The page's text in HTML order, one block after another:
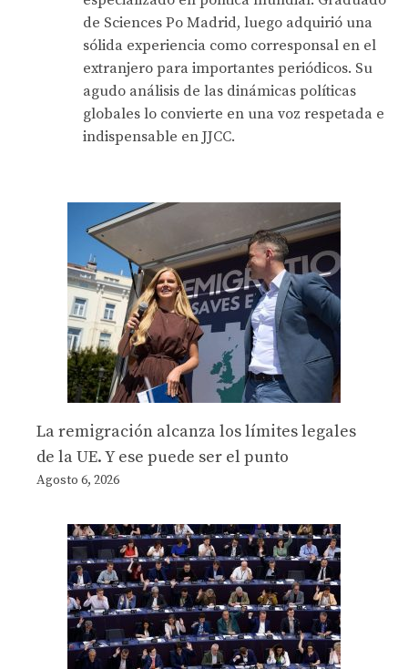
de Sciences Po Madrid, luego adquirió una
sólida experiencia como corresponsal en el
extranjero para importantes periódicos. Su
agudo análisis de las dinámicas políticas
globales lo convierte en una voz respetada e
indispensable en JJCC.
La remigración alcanza los límites legales
de la UE. Y ese puede ser el punto
Agosto 6, 2026